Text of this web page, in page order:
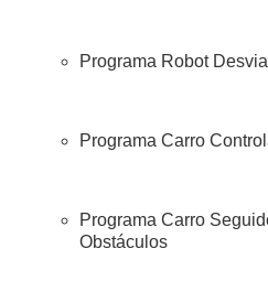
Programa Robot
Programa Carro
Programa Carro
Obstáculos